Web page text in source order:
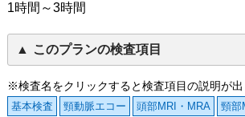
1時間～3時間
このプランの検査項目
※検査名をクリックすると検査項目の説明が出
基本検査 頸動脈エコー 頭部MRI・MRA 頸部